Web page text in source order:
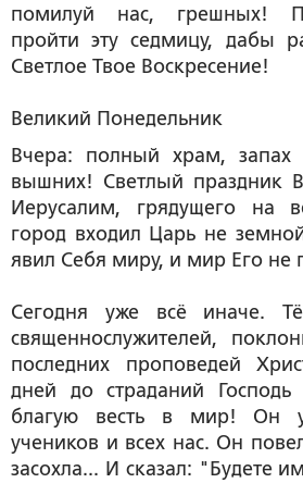
помилуй наc, грешных!
пройти эту седмицу, дабы
Светлое Твое Воскресение!
Великий Понедельник
Вчера: полный храм,
вышних! Светлый праздник
Иерусалим, грядущего на
город входил Царь не
явил Себя миру, и мир Его не
Сегодня уже всё иначе.
священнослужителей,
последних проповедей
дней до страданий Господь
благую весть в мир! Он
учеников и всех нас. Он
засохла... И сказал: "Будете